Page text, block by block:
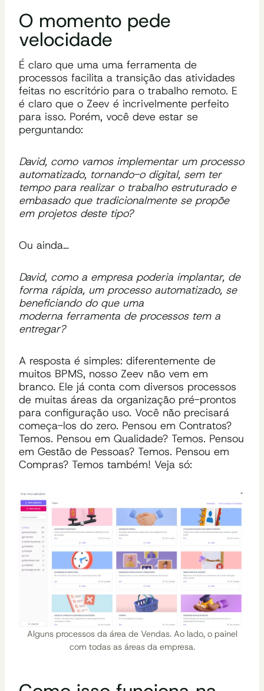
O momento pede
velocidade
É claro que uma uma ferramenta de
processos facilita a transição das atividades
feitas no escritório para o trabalho remoto. E
é claro que o Zeev é incrivelmente perfeito
para isso. Porém, você deve estar se
perguntando:
David, como vamos implementar um processo
automatizado, tornando-o digital, sem ter
tempo para realizar o trabalho estruturado e
embasado que tradicionalmente se propõe
em projetos deste tipo?
Ou ainda…
David, como a empresa poderia implantar, de
forma rápida, um processo automatizado, se
beneficiando do que uma
moderna ferramenta de processos tem a
entregar?
A resposta é simples: diferentemente de
muitos BPMS, nosso Zeev não vem em
branco. Ele já conta com diversos processos
de muitas áreas da organização pré-prontos
para configuração uso. Você não precisará
começa-los do zero. Pensou em Contratos?
Temos. Pensou em Qualidade? Temos. Pensou
em Gestão de Pessoas? Temos. Pensou em
Compras? Temos também! Veja só:
Alguns processos da área de Vendas. Ao lado, o painel
com todas as áreas da empresa.